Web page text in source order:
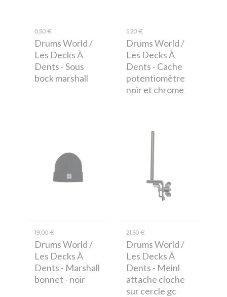
0,50 €
Drums World /
Les Decks À
Dents - Sous
bock marshall
5,20 €
Drums World /
Les Decks À
Dents - Cache
potentiomètre
noir et chrome
19,00 €
Drums World /
Les Decks À
Dents - Marshall
bonnet - noir
21,50 €
Drums World /
Les Decks À
Dents - Meinl
attache cloche
sur cercle gc